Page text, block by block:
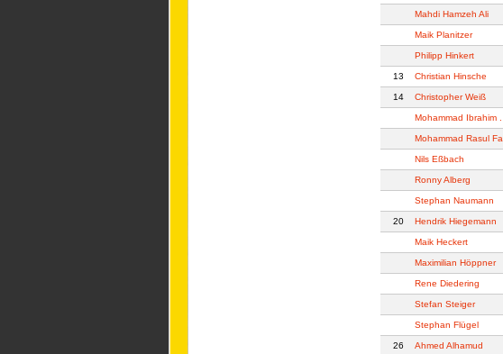
Mahdi Hamzeh Ali
Maik Planitzer
Philipp Hinkert
13 Christian Hinsche
14 Christopher Weiß
Mohammad Ibrahim .
Mohammad Rasul Fa.
Nils Eßbach
Ronny Alberg
Stephan Naumann
20 Hendrik Hiegemann
Maik Heckert
Maximilian Höppner
Rene Diedering
Stefan Steiger
Stephan Flügel
26 Ahmed Alhamud